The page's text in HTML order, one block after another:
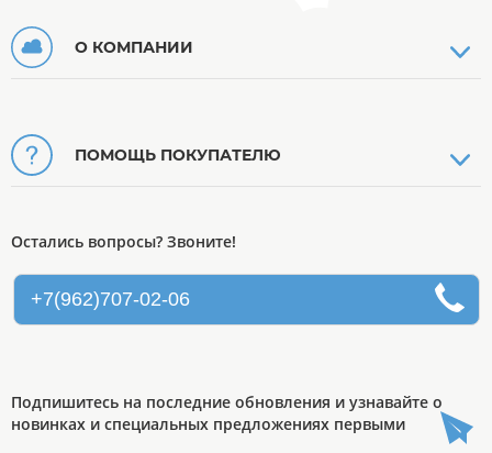
О КОМПАНИИ
ПОМОЩЬ ПОКУПАТЕЛЮ
Остались вопросы? Звоните!
+7(962)707-02-06
Подпишитесь на последние обновления и узнавайте о
новинках и специальных предложениях первыми